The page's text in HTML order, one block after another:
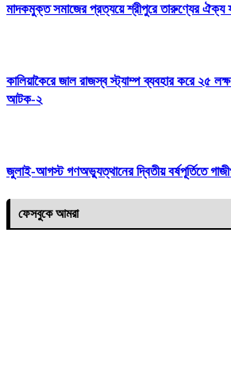
মাদকমুক্ত সমাজের প্রত্যয়ে শ্রীপুরে তারুণ্যের ঐক্য
কালিয়াকৈরে জাল রাজস্ব স্ট্যাম্প ব্যবহার করে ২৫
আটক-২
জুলাই-আগস্ট গণঅভ্যুত্থানের দ্বিতীয় বর্ষপূর্তিতে
ফেসবুকে আমরা